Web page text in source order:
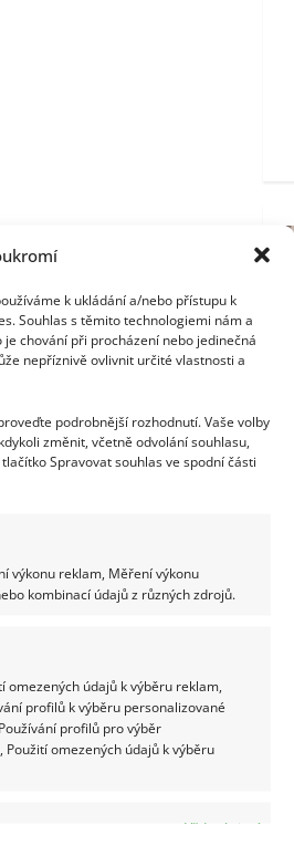
k ukládání a/nebo přístupu k
Souhlas s těmito technologiemi nám a
chování při procházení nebo jedinečná
nepříznivě ovlivnit určité vlastnosti a
podrobnější rozhodnutí. Vaše volby
změnit, včetně odvolání souhlasu,
Spravovat souhlas ve spodní části
výkonu reklam, Měření výkonu
kombinací údajů z různých zdrojů.
omezených údajů k výběru reklam,
profilů k výběru personalizované
profilů pro výběr
Použití omezených údajů k výběru
Vždy aktivní